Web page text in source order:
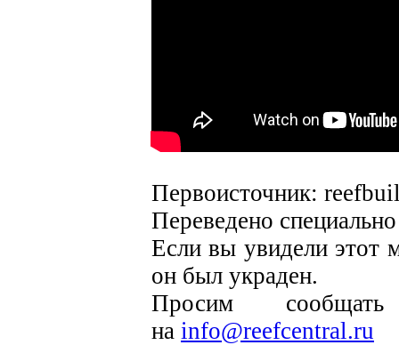
Первоисточник:
Переведено
Если вы увидели этот
он был украден.
Просим
на info@reefcentral.ru